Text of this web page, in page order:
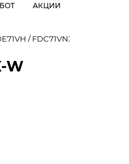
АКЦИИ
/ FDC71VNX-W
W